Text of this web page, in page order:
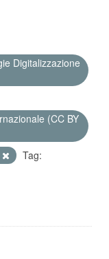
Digitalizzazione
(CC BY
Tag: